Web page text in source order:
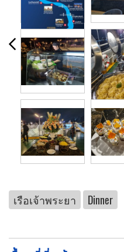
เรือเจ้าพระยา Dinner